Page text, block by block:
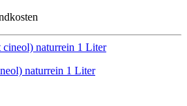
naturrein 1 Liter